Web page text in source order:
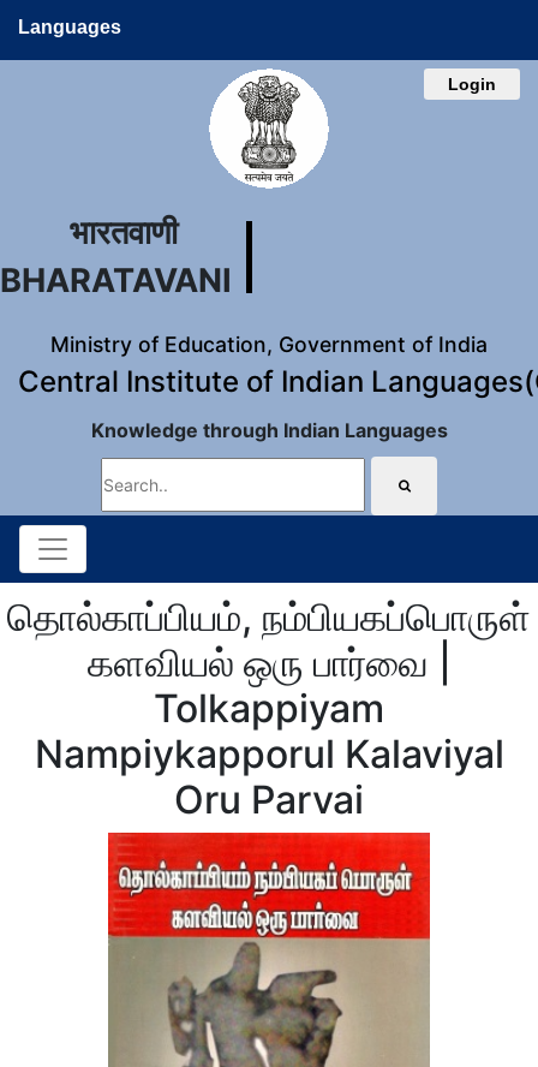
Languages
Login
भारतवाणी
BHARATAVANI
Ministry of Education, Government of India
Central Institute of Indian
Knowledge through Indian Languages
தொல்காப்பியம், நம்பியகப்பொருள்
களவியல் ஒரு பார்வை |
Tolkappiyam
Nampiykapporul Kalaviyal
Oru Parvai